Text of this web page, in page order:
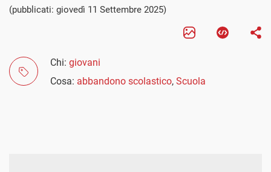
(pubblicati: giovedì 11 Settembre 2025)
Chi: giovani
Cosa: abbandono scolastico, Scuola